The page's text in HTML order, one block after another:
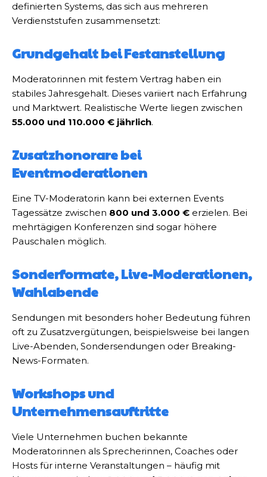
definierten Systems, das sich aus mehreren
Verdienststufen zusammensetzt:
Grundgehalt bei Festanstellung
Moderatorinnen mit festem Vertrag haben ein
stabiles Jahresgehalt. Dieses variiert nach Erfahrung
und Marktwert. Realistische Werte liegen zwischen
55.000 und 110.000 € jährlich.
Zusatzhonorare bei
Eventmoderationen
Eine TV-Moderatorin kann bei externen Events
Tagessätze zwischen 800 und 3.000 € erzielen. Bei
mehrtägigen Konferenzen sind sogar höhere
Pauschalen möglich.
Sonderformate, Live-Moderationen,
Wahlabende
Sendungen mit besonders hoher Bedeutung führen
oft zu Zusatzvergütungen, beispielsweise bei langen
Live-Abenden, Sondersendungen oder Breaking-
News-Formaten.
Workshops und
Unternehmensauftritte
Viele Unternehmen buchen bekannte
Moderatorinnen als Sprecherinnen, Coaches oder
Hosts für interne Veranstaltungen – häufig mit